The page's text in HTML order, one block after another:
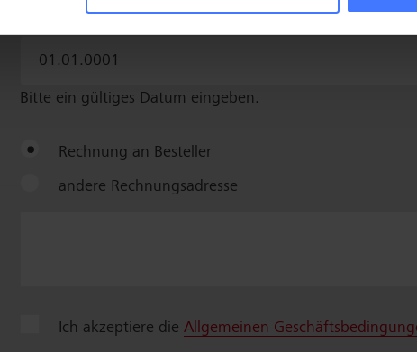
Bitte ein gültiges Datum eingeben.
Rechnung an Besteller
andere Rechnungsadresse
Ich akzeptiere dieAllgemeinen